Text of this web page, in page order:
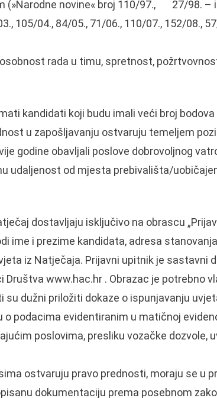
(»Narodne novine« broj 110/97., 27/98. –
105/04., 84/05., 71/06., 110/07., 152/08.,
rada u timu, spretnost,
kandidati koji budu imali veći broj
u zapošljavanju ostvaruju temeljem
godine obavljali poslove dobrovoljnog
udaljenost od mjesta prebivališta/
dostavljaju isključivo na obrascu
ime i prezime kandidata, adresa
iz Natječaja. Prijavni upitnik je sastavni
www.hac.hr . Obrazac je potrebno
su dužni priložiti dokaze o ispunjavanju
podacima evidentiranim u matičnoj
poslovima, presliku vozačke dozvole,
ostvaruju pravo prednosti, moraju se u
dokumentaciju prema posebnom